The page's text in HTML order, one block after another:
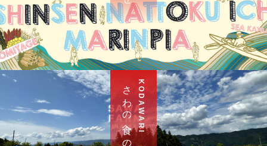
K O D A W A R I